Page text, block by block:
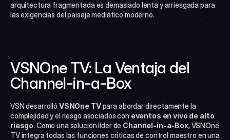
arquitectura fragmentada es demasiado lenta y arriesgada para
las exigencias del paisaje mediático moderno.
VSNOne TV: La Ventaja del
Channel-in-a-Box
VSN desarrolló VSNOne TV para abordar directamente la
complejidad y el riesgo asociados con eventos en vivo de alto
riesgo. Como una solución líder de Channel-in-a-Box, VSNOne
TV integra todas las funciones críticas de control maestro en una